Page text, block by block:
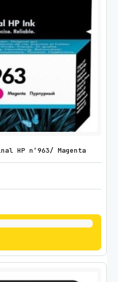
HP nº963/ Magenta